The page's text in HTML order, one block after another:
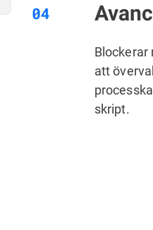
att
skript.